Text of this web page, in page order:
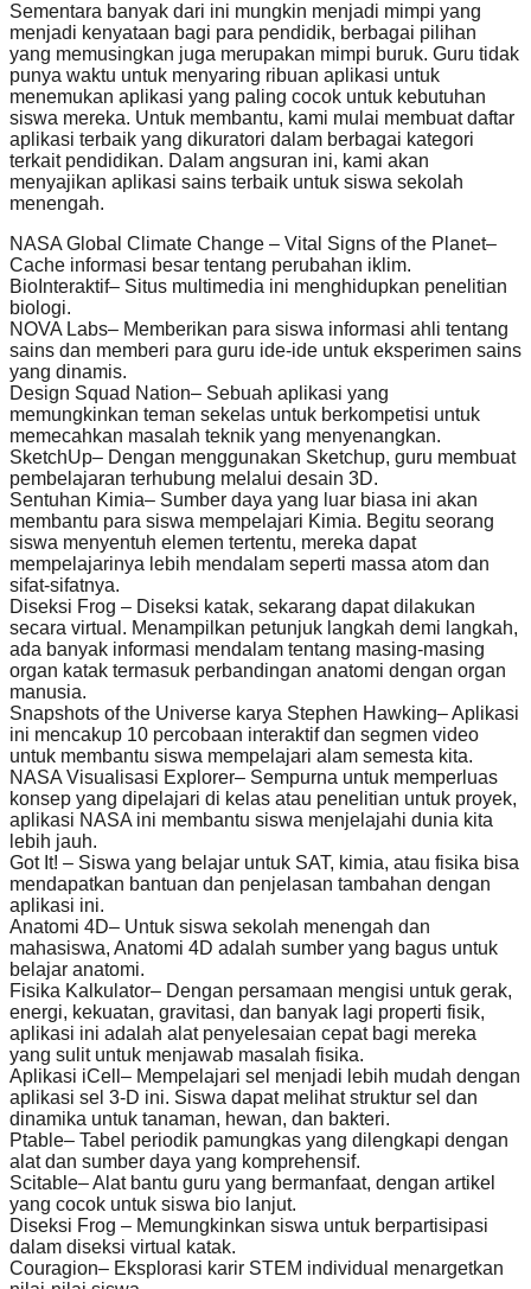
Sementara banyak dari ini mungkin menjadi mimpi yang
menjadi kenyataan bagi para pendidik, berbagai pilihan
yang memusingkan juga merupakan mimpi buruk. Guru tidak
punya waktu untuk menyaring ribuan aplikasi untuk
menemukan aplikasi yang paling cocok untuk kebutuhan
siswa mereka. Untuk membantu, kami mulai membuat daftar
aplikasi terbaik yang dikuratori dalam berbagai kategori
terkait pendidikan. Dalam angsuran ini, kami akan
menyajikan aplikasi sains terbaik untuk siswa sekolah
menengah.
NASA Global Climate Change – Vital Signs of the Planet–
Cache informasi besar tentang perubahan iklim.
BioInteraktif– Situs multimedia ini menghidupkan penelitian
biologi.
NOVA Labs– Memberikan para siswa informasi ahli tentang
sains dan memberi para guru ide-ide untuk eksperimen sains
yang dinamis.
Design Squad Nation– Sebuah aplikasi yang
memungkinkan teman sekelas untuk berkompetisi untuk
memecahkan masalah teknik yang menyenangkan.
SketchUp– Dengan menggunakan Sketchup, guru membuat
pembelajaran terhubung melalui desain 3D.
Sentuhan Kimia– Sumber daya yang luar biasa ini akan
membantu para siswa mempelajari Kimia. Begitu seorang
siswa menyentuh elemen tertentu, mereka dapat
mempelajarinya lebih mendalam seperti massa atom dan
sifat-sifatnya.
Diseksi Frog – Diseksi katak, sekarang dapat dilakukan
secara virtual. Menampilkan petunjuk langkah demi langkah,
ada banyak informasi mendalam tentang masing-masing
organ katak termasuk perbandingan anatomi dengan organ
manusia.
Snapshots of the Universe karya Stephen Hawking– Aplikasi
ini mencakup 10 percobaan interaktif dan segmen video
untuk membantu siswa mempelajari alam semesta kita.
NASA Visualisasi Explorer– Sempurna untuk memperluas
konsep yang dipelajari di kelas atau penelitian untuk proyek,
aplikasi NASA ini membantu siswa menjelajahi dunia kita
lebih jauh.
Got It! – Siswa yang belajar untuk SAT, kimia, atau fisika bisa
mendapatkan bantuan dan penjelasan tambahan dengan
aplikasi ini.
Anatomi 4D– Untuk siswa sekolah menengah dan
mahasiswa, Anatomi 4D adalah sumber yang bagus untuk
belajar anatomi.
Fisika Kalkulator– Dengan persamaan mengisi untuk gerak,
energi, kekuatan, gravitasi, dan banyak lagi properti fisik,
aplikasi ini adalah alat penyelesaian cepat bagi mereka
yang sulit untuk menjawab masalah fisika.
Aplikasi iCell– Mempelajari sel menjadi lebih mudah dengan
aplikasi sel 3-D ini. Siswa dapat melihat struktur sel dan
dinamika untuk tanaman, hewan, dan bakteri.
Ptable– Tabel periodik pamungkas yang dilengkapi dengan
alat dan sumber daya yang komprehensif.
Scitable– Alat bantu guru yang bermanfaat, dengan artikel
yang cocok untuk siswa bio lanjut.
Diseksi Frog – Memungkinkan siswa untuk berpartisipasi
dalam diseksi virtual katak.
Couragion– Eksplorasi karir STEM individual menargetkan